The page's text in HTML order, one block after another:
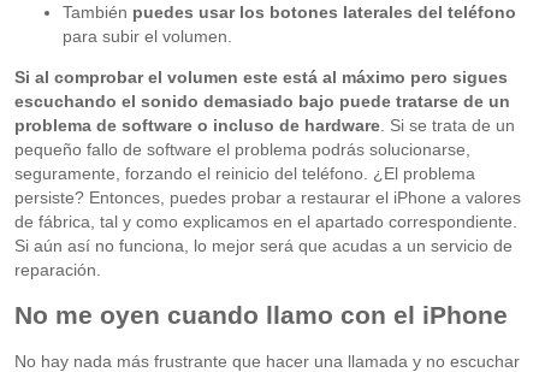
También puedes usar los botones laterales del teléfono
para subir el volumen.
Si al comprobar el volumen este está al máximo pero sigues
escuchando el sonido demasiado bajo puede tratarse de un
problema de software o incluso de hardware. Si se trata de un
pequeño fallo de software el problema podrás solucionarse,
seguramente, forzando el reinicio del teléfono. ¿El problema
persiste? Entonces, puedes probar a restaurar el iPhone a valores
de fábrica, tal y como explicamos en el apartado correspondiente.
Si aún así no funciona, lo mejor será que acudas a un servicio de
reparación.
No me oyen cuando llamo con el iPhone
No hay nada más frustrante que hacer una llamada y no escuchar